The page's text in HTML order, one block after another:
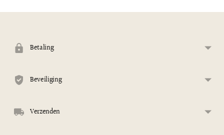
winkelwagen
toevoegen
Betaling
Beveiliging
Verzenden